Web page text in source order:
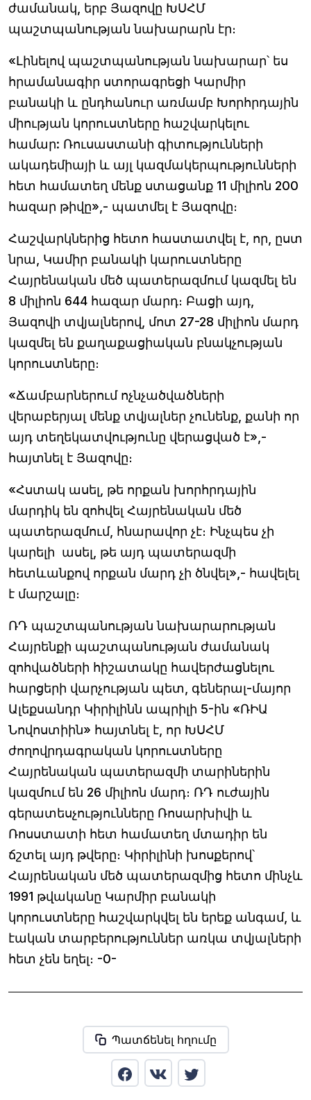
ժամանակ, երբ Յազովը ԽՍՀՄ
պաշտպանության նախարարն էր։
«Լինելով պաշտպանության նախարար՝ ես
հրամանագիր ստորագրեցի Կարմիր
բանակի և ընդհանուր առմամբ Խորհրդային
միության կորուստները հաշվարկելու
համար: Ռուսաստանի գիտությունների
ակադեմիայի և այլ կազմակերպությունների
հետ համատեղ մենք ստացանք 11 միլիոն 200
հազար թիվը»,- պատմել է Յազովը։
Հաշվարկներից հետո հաստատվել է, որ, ըստ
նրա, Կամիր բանակի կարուստները
Հայրենական մեծ պատերազմում կազմել են
8 միլիոն 644 հազար մարդ։ Բացի այդ,
Յազովի տվյալներով, մոտ 27-28 միլիոն մարդ
կազմել են քաղաքացիական բնակչության
կորուստները։
«Ճամբարներում ոչնչածվածների
վերաբերյալ մենք տվյալներ չունենք, քանի որ
այդ տեղեկատվությունը վերացված է»,-
հայտնել է Յազովը։
«Հստակ ասել, թե որքան խորհրդային
մարդիկ են զոհվել Հայրենական մեծ
պատերազմում, հնարավոր չէ։ Ինչպես չի
կարելի ասել, թե այդ պատերազմի
հետևանքով որքան մարդ չի ծնվել»,- հավելել
է մարշալը։
ՌԴ պաշտպանության նախարարության
Հայրենքի պաշտպանության ժամանակ
զոհվածների հիշատակը հավերժացնելու
հարցերի վարչության պետ, գեներալ-մայոր
Ալեքսանդր Կիրիլինն ապրիլի 5-ին «ՌԻԱ
Նովոստիին» հայտնել է, որ ԽՍՀՄ
ժողովրդագրական կորուստները
Հայրենական պատերազմի տարիներին
կազմում են 26 միլիոն մարդ։ ՌԴ ուժային
գերատեսչությունները Ռոսարխիվի և
Ռոսստատի հետ համատեղ մտադիր են
ճշտել այդ թվերը։ Կիրիլինի խոսքերով՝
Հայրենական մեծ պատերազմից հետո մինչև
1991 թվականը Կարմիր բանակի
կորուստները հաշվարկվել են երեք անգամ, և
էական տարբերություններ առկա տվյալների
հետ չեն եղել։ -0-
Պատճենել հղումը